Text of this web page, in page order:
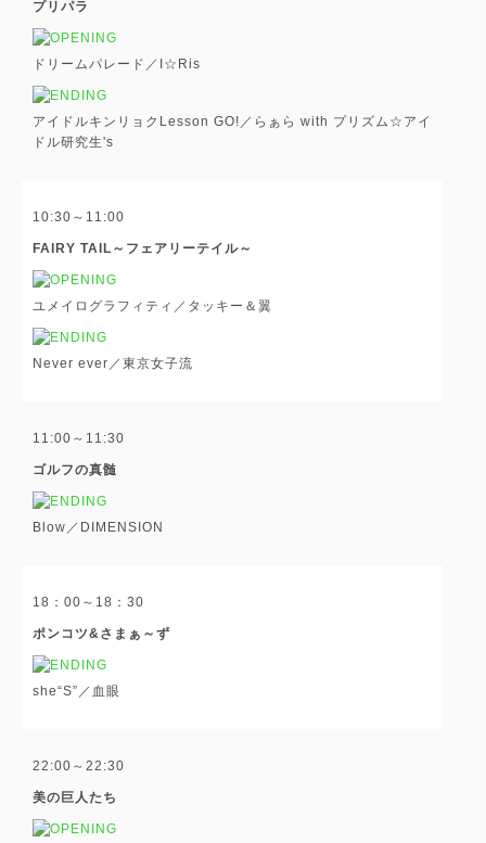
プリパラ
ドリームパレード／I☆Ris
アイドルキンリョクLesson GO!／らぁら with プリズム☆アイ
ドル研究生's
10:30～11:00
FAIRY TAIL～フェアリーテイル～
ユメイログラフィティ／タッキー＆翼
Never ever／東京女子流
11:00～11:30
ゴルフの真髄
Blow／DIMENSION
18：00～18：30
ポンコツ&さまぁ～ず
she“S”／血眼
22:00～22:30
美の巨人たち